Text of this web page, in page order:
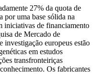
27% da quota de
por uma base sólida na
iniciativas de financiamento
de Mercado de
investigação europeus estão
em estudos
transfronteiriças
Os fabricantes